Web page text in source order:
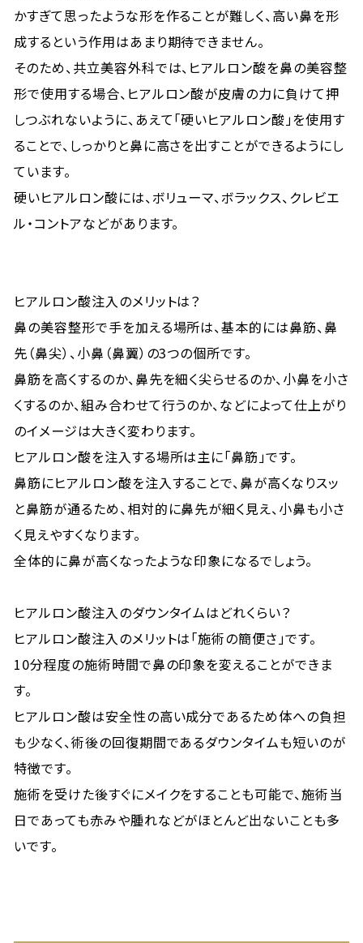
かすぎて思ったような形を作ることが難しく、高い鼻を形
成するという作用はあまり期待できません。
そのため、共立美容外科では、ヒアルロン酸を鼻の美容整
形で使用する場合、ヒアルロン酸が皮膚の力に負けて押
しつぶれないように、あえて「硬いヒアルロン酸」を使用す
ることで、しっかりと鼻に高さを出すことができるようにし
ています。
硬いヒアルロン酸には、ボリューマ、ボラックス、クレビエ
ル・コントアなどがあります。
ヒアルロン酸注入のメリットは？
鼻の美容整形で手を加える場所は、基本的には鼻筋、鼻
先（鼻尖）、小鼻（鼻翼）の3つの個所です。
鼻筋を高くするのか、鼻先を細く尖らせるのか、小鼻を小さ
くするのか、組み合わせて行うのか、などによって仕上がり
のイメージは大きく変わります。
ヒアルロン酸を注入する場所は主に「鼻筋」です。
鼻筋にヒアルロン酸を注入することで、鼻が高くなりスッ
と鼻筋が通るため、相対的に鼻先が細く見え、小鼻も小さ
く見えやすくなります。
全体的に鼻が高くなったような印象になるでしょう。
ヒアルロン酸注入のダウンタイムはどれくらい？
ヒアルロン酸注入のメリットは「施術の簡便さ」です。
10分程度の施術時間で鼻の印象を変えることができま
す。
ヒアルロン酸は安全性の高い成分であるため体への負担
も少なく、術後の回復期間であるダウンタイムも短いのが
特徴です。
施術を受けた後すぐにメイクをすることも可能で、施術当
日であっても赤みや腫れなどがほとんど出ないことも多
いです。